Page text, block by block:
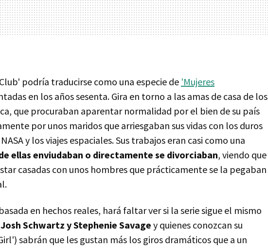
podría traducirse como una especie de 'Mujeres
en los años sesenta. Gira en torno a las amas de casa de los
que procuraban aparentar normalidad por el bien de su país
por unos maridos que arriesgaban sus vidas con los duros
y los viajes espaciales. Sus trabajos eran casi como una
ellas enviudaban o directamente se divorciaban, viendo que
casadas con unos hombres que prácticamente se la pegaban
en hechos reales, hará faltar ver si la serie sigue el mismo
Schwartz y Stephenie Savage y quienes conozcan su
sabrán que les gustan más los giros dramáticos que a un